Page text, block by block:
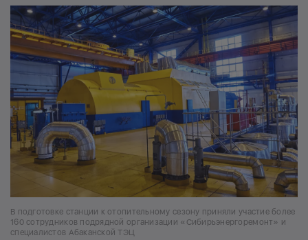
В подготовке станции к отопительному сезону приняли участие более
160 сотрудников подрядной организации «Сибирьэнергоремонт» и
специалистов Абаканской ТЭЦ